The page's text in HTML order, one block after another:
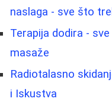
naslaga - sve što
Terapija dodira -
masaže
Radiotalasno
i Iskustva